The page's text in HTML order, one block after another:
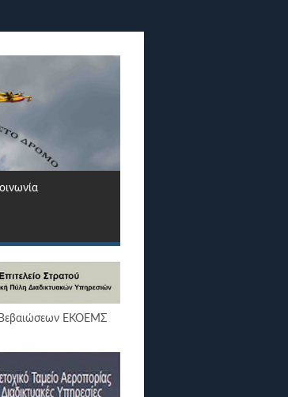
ΕΚΟΕΜΣ